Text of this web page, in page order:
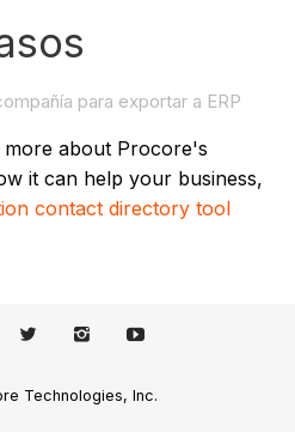
para exportar a ERP
about Procore's
it can help your business,
contact directory tool
Technologies, Inc.